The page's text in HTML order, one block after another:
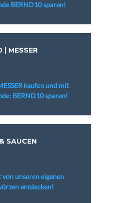
BERND10 sparen!
| MESSER
kaufen und mit
BERND10 sparen!
SAUCEN
unseren eigenen
entdecken!